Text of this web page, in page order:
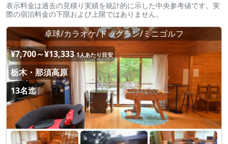
表示料金は過去の見積り実績を統計的に示した中央参考値です。実
際の宿泊料金の下限および上限ではありません。
卓球/カラオケ/ドッグラン/ミニゴルフ
¥7,700～¥13,333 1人あたり目安
栃木・那須高原
13名迄